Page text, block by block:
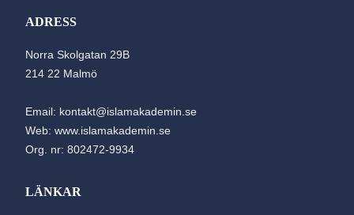
ADRESS
Norra Skolgatan 29B
214 22 Malmö
Email: kontakt@islamakademin.se
Web: www.islamakademin.se
Org. nr: 802472-9934
LÄNKAR